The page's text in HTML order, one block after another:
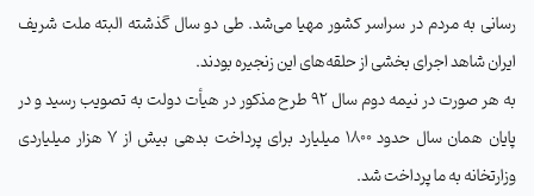
رسانی به مردم در سراسر کشور مهیا می‌شد. طی دو سال گذشته البته ملت شریف
ایران شاهد اجرای بخشی از حلقه‌های این زنجیره بودند.
به هر صورت در نیمه دوم سال 92 طرح مذکور در هیأت دولت به تصویب رسید و در
پایان همان سال حدود 1800 میلیارد برای پرداخت بدهی بیش از 7 هزار میلیاردی
وزارتخانه به ما پرداخت شد.